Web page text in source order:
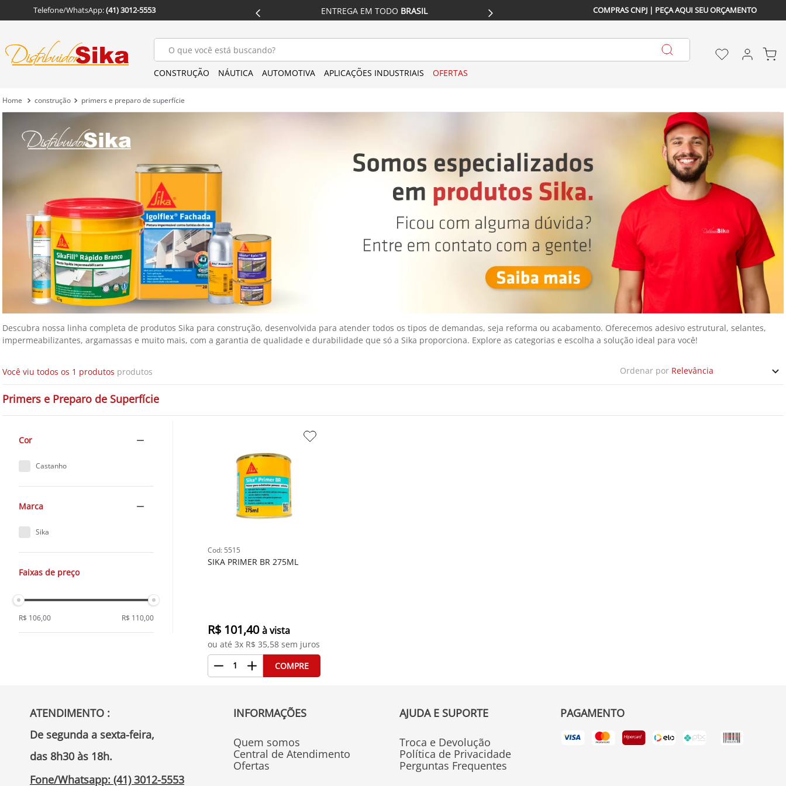
Telefone/WhatsApp: (41) 3012-5553
PAGUE EM ATÉ ENTREGA EM TODO BRASIL ESPECIALIZADOS HÁ MAIS DE 30 ANOS DESCONTO DE 5%
COMPRAS CNPJ | PEÇA AQUI SEU ORÇAMENTO
O que você está buscando?
CONSTRUÇÃO NÁUTICA AUTOMOTIVA APLICAÇÕES INDUSTRIAIS OFERTAS
construção primers e preparo de superfície
Descubra nossa linha completa de produtos Sika para construção, desenvolvida para atender todos os tipos de demandas, seja reforma ou acabamento. Oferecemos adesivo estrutural, selantes,
impermeabilizantes, argamassas e muito mais, com a garantia de qualidade e durabilidade que só a Sika proporciona. Explore as categorias e escolha a solução ideal para você!
Você viu todos os 1 produtos Ordenar por Relevância
Primers e Preparo de Superfície
Cor
Castanho
Marca
Sika
Faixas de preço
R$ 106,00 R$ 110,00
: 5515
SIKA PRIMER BR 275ML
R$ 101,40 à vista
ou até 3x R$ 35,58 sem juros
1
COMPRE
ATENDIMENTO :
De segunda a sexta-feira,
das 8h30 às 18h.
Fone/Whatsapp: (41) 3012-5553
INFORMAÇÕES
Quem somos
Central de Atendimento
Ofertas
AJUDA E SUPORTE
Troca e Devolução
Política de Privacidade
Perguntas Frequentes
PAGAMENTO